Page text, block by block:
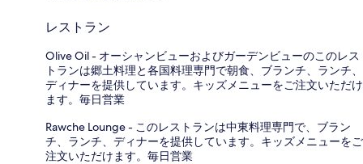
レストラン
Olive Oil - オーシャンビューおよびガーデンビューのこのレス
トランは郷土料理と各国料理専門で朝食、ブランチ、ランチ、
ディナーを提供しています。キッズメニューをご注文いただけ
ます。毎日営業
Rawche Lounge - このレストランは中東料理専門で、ブラン
チ、ランチ、ディナーを提供しています。キッズメニューをご
注文いただけます。毎日営業